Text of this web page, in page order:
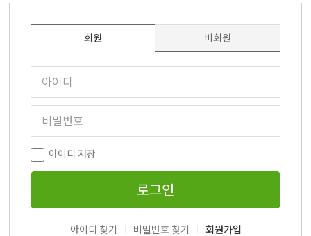
회원 비회원
아이디 저장
로그인
아이디 찾기 비밀번호 찾기 회원가입